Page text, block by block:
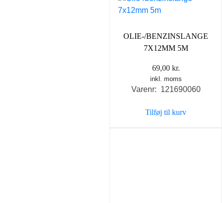
OLIE-/BENZINSLANGE
7X12MM 5M
69,00 kr.
inkl. moms
Varenr: 121690060
Tilføj til kurv